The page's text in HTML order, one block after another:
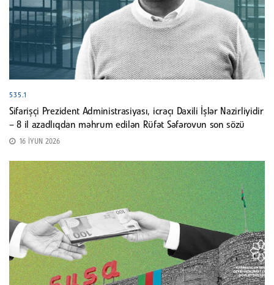
535.1
Sifarişçi Prezident Administrasiyası, icraçı Daxili İşlər Nazirliyidir
– 8 il azadlıqdan məhrum edilən Rüfət Səfərovun son sözü
16 İYUN 2026